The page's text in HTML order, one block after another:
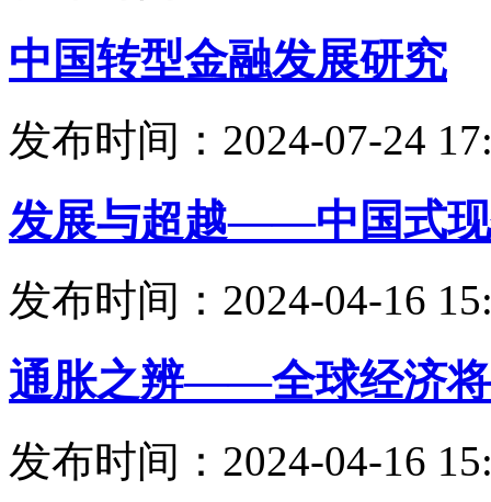
中国转型金融发展研究
发布时间：2024-07-24
发展与超越——中国式现
发布时间：2024-04-16
通胀之辨——全球经济
发布时间：2024-04-16